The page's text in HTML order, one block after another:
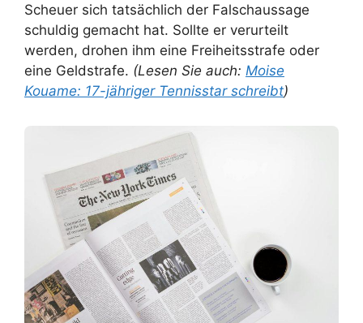
Scheuer sich tatsächlich der Falschaussage
schuldig gemacht hat. Sollte er verurteilt
werden, drohen ihm eine Freiheitsstrafe oder
eine Geldstrafe. (Lesen Sie auch: Moise
Kouame: 17-jähriger Tennisstar schreibt)